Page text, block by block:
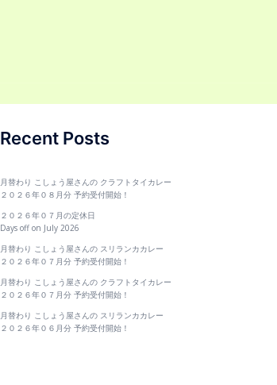
Recent Posts
月替わり こしょう屋さんの クラフトタイカレー
２０２６年０８月分 予約受付開始！
２０２６年０７月の定休日
Days off on July 2026
月替わり こしょう屋さんの スリランカカレー
２０２６年０７月分 予約受付開始！
月替わり こしょう屋さんの クラフトタイカレー
２０２６年０７月分 予約受付開始！
月替わり こしょう屋さんの スリランカカレー
２０２６年０６月分 予約受付開始！